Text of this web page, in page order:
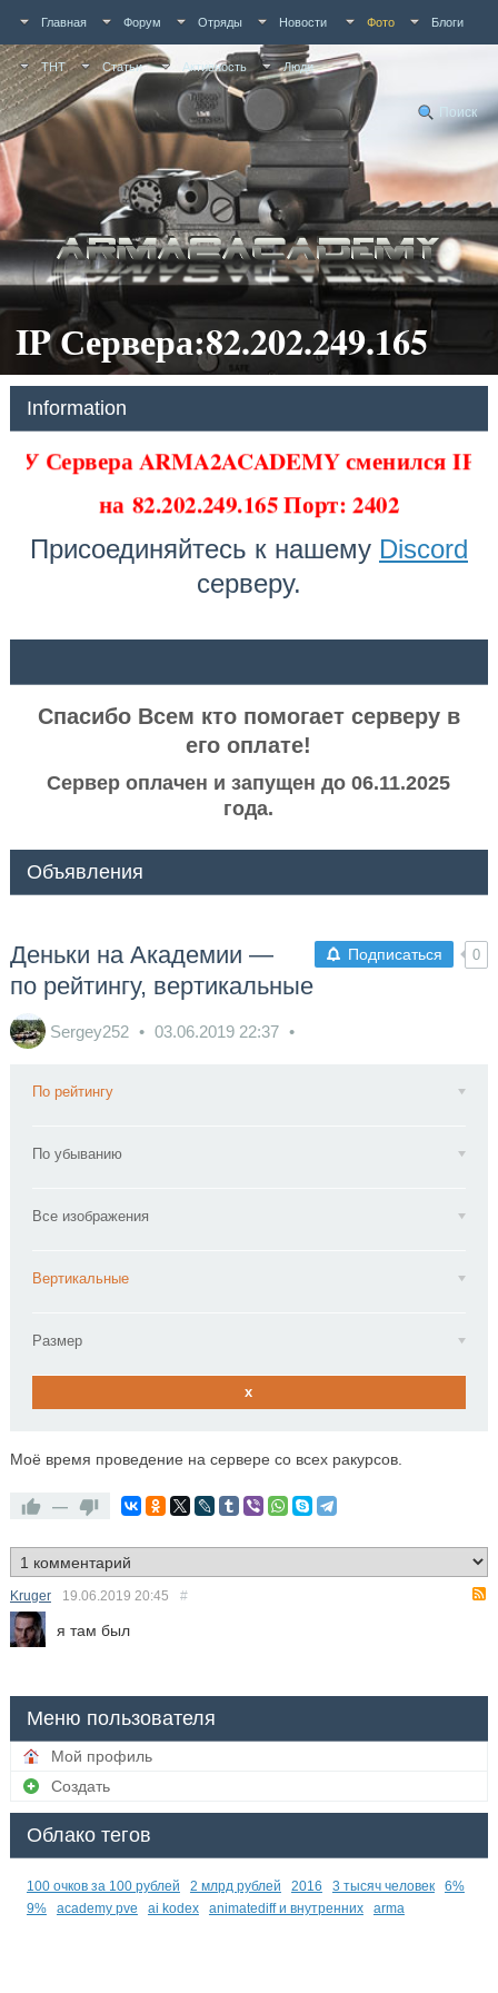
Главная Форум Отряды Новости Фото Блоги
ТНТ Статьи Активность Люди
Поиск
IP Сервера:82.202.249.165
Information
У Сервера ARMA2ACADEMY сменился IP
на82.202.249.165 Порт: 2402
Присоединяйтесь к нашему Discord
серверу.
Спасибо Всем кто помогает серверу в
его оплате!
Сервер оплачен и запущен до 06.11.2025
года.
Объявления
Подписаться 0
Деньки на Академии —
по рейтингу, вертикальные
Sergey252 03.06.2019 22:37
По рейтингу
По убыванию
Все изображения
Вертикальные
Размер
x
Моё время проведение на сервере со всех ракурсов.
—
Kruger 19.06.2019 20:45 #
я там был
Меню пользователя
Мой профиль
Создать
Облако тегов
100 очков за 100 рублей 2 млрд рублей 2016 3 тысяч человек
6%
9%
academy pve ai kodex animatediff и внутренних arma